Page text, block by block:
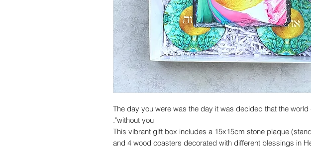
"The day you were was the day it was decided that the
without you".
This vibrant gift box includes a 15x15cm stone plaque
and 4 wood coasters decorated with different blessings in